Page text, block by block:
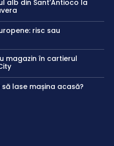
alb din Sant’Antioco la
risc sau
magazin în cartierul
lase mașina acasă?